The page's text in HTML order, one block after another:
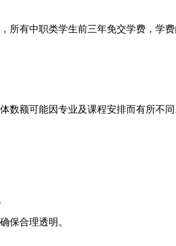
所有中职类学生前三年免交学费，学
数额可能因专业及课程安排而有所不同
保合理透明。